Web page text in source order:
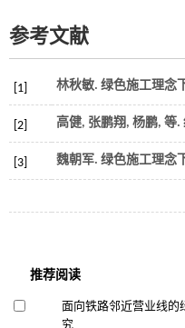
参考文献
[1] 林秋敏. 绿色施工理念
[2] 高健, 张鹏翔, 杨鹏, 等.
[3] 魏朝军. 绿色施工理念